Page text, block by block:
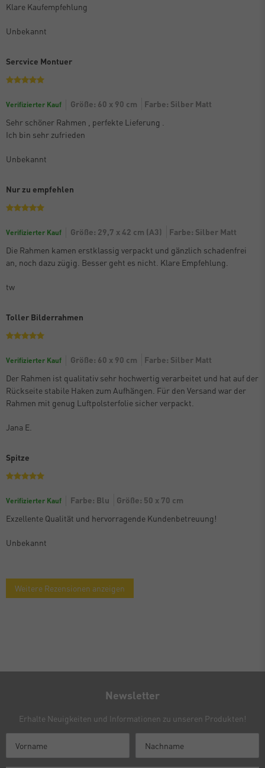
Klare Kaufempfehlung
Unbekannt
Sercvice Montuer
Verifizierter Kauf Größe: 60 x 90 cm
Farbe: Silber Matt
Sehr schöner Rahmen , perfekte Lieferung .
Ich bin sehr zufrieden
Unbekannt
Nur zu empfehlen
Verifizierter Kauf Größe: 29,7 x 42 cm (A3)
Farbe: Silber Matt
Die Rahmen kamen erstklassig verpackt und gänzlich schadenfrei
an, noch dazu zügig. Besser geht es nicht. Klare Empfehlung.
tw
Toller Bilderrahmen
Verifizierter Kauf Größe: 60 x 90 cm
Farbe: Silber Matt
Der Rahmen ist qualitativ sehr hochwertig verarbeitet und hat auf der
Rückseite stabile Haken zum Aufhängen. Für den Versand war der
Rahmen mit genug Luftpolsterfolie sicher verpackt.
Jana E.
Spitze
Verifizierter Kauf Farbe: Blu
Größe: 50 x 70 cm
Exzellente Qualität und hervorragende Kundenbetreuung!
Unbekannt
Weitere Rezensionen anzeigen
Newsletter
Erhalte Neuigkeiten und Informationen zu unseren Produkten!